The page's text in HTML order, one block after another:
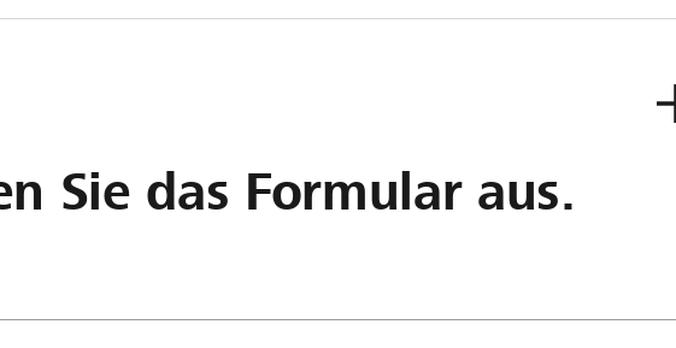
Sie das Formular aus.